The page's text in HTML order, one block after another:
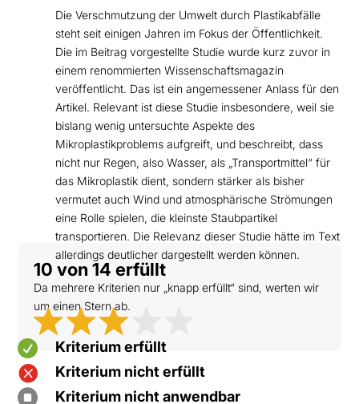
Die Verschmutzung der Umwelt durch Plastikabfälle
steht seit einigen Jahren im Fokus der Öffentlichkeit.
Die im Beitrag vorgestellte Studie wurde kurz zuvor in
einem renommierten Wissenschaftsmagazin
veröffentlicht. Das ist ein angemessener Anlass für den
Artikel. Relevant ist diese Studie insbesondere, weil sie
bislang wenig untersuchte Aspekte des
Mikroplastikproblems aufgreift, und beschreibt, dass
nicht nur Regen, also Wasser, als „Transportmittel“ für
das Mikroplastik dient, sondern stärker als bisher
vermutet auch Wind und atmosphärische Strömungen
eine Rolle spielen, die kleinste Staubpartikel
transportieren. Die Relevanz dieser Studie hätte im Text
allerdings deutlicher dargestellt werden können.
10 von 14 erfüllt
Da mehrere Kriterien nur „knapp erfüllt“ sind, werten wir
um einen Stern ab.
 Kriterium erfüllt
 Kriterium nicht erfüllt
 Kriterium nicht anwendbar